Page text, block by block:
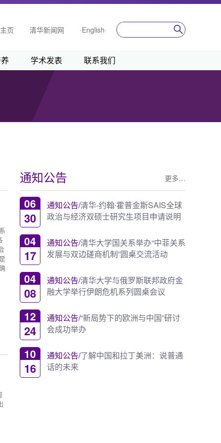
页 清华新闻网 ·English·
学术发表 联系我们
通知公告 更多…
06
30
通知公告/清华-约翰∙霍普金斯SAIS全球
政治与经济双硕士研究生项目申请说明
04
17
通知公告/清华大学国关系举办“中菲关系
发展与双边磋商机制”圆桌交流活动
04
08
通知公告/清华大学与俄罗斯联邦政府金
融大学举行伊朗危机系列圆桌会议
12
24
通知公告/“新局势下的欧洲与中国”研讨
会成功举办
10
16
通知公告/了解中国和拉丁美洲：说普通
话的未来